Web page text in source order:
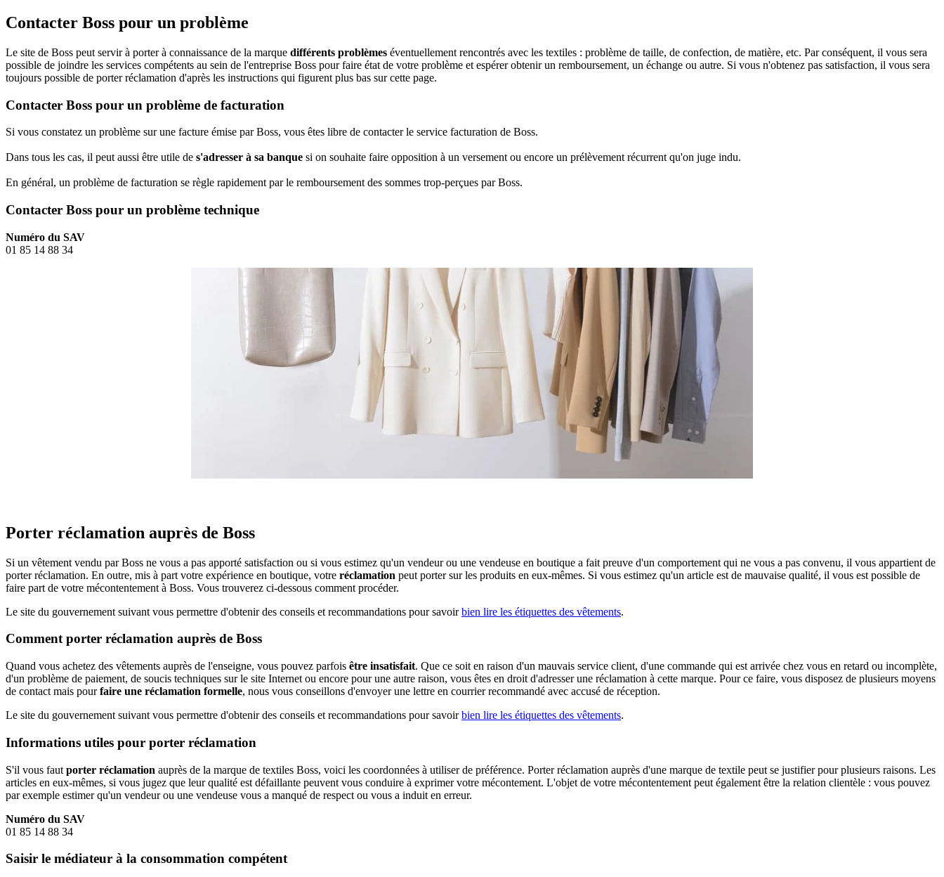
Contacter Boss pour un problème
Le site de Boss peut servir à porter à connaissance de la marque différents problèmes éventuellement rencontrés avec les textiles : problème de taille, de confection, de matière, etc. Par conséquent, il vous sera
possible de joindre les services compétents au sein de l'entreprise Boss pour faire état de votre problème et espérer obtenir un remboursement, un échange ou autre. Si vous n'obtenez pas satisfaction, il vous sera
toujours possible de porter réclamation d'après les instructions qui figurent plus bas sur cette page.
Contacter Boss pour un problème de facturation
Si vous constatez un problème sur une facture émise par Boss, vous êtes libre de contacter le service facturation de Boss.
Dans tous les cas, il peut aussi être utile de s'adresser à sa banque si on souhaite faire opposition à un versement ou encore un prélèvement récurrent qu'on juge indu.
En général, un problème de facturation se règle rapidement par le remboursement des sommes trop-perçues par Boss.
Contacter Boss pour un problème technique
Numéro du SAV
01 85 14 88 34
Porter réclamation auprès de Boss
Si un vêtement vendu par Boss ne vous a pas apporté satisfaction ou si vous estimez qu'un vendeur ou une vendeuse en boutique a fait preuve d'un comportement qui ne vous a pas convenu, il vous appartient de
porter réclamation. En outre, mis à part votre expérience en boutique, votre réclamation peut porter sur les produits en eux-mêmes. Si vous estimez qu'un article est de mauvaise qualité, il vous est possible de
faire part de votre mécontentement à Boss. Vous trouverez ci-dessous comment procéder.
Le site du gouvernement suivant vous permettre d'obtenir des conseils et recommandations pour savoirbien lire les étiquettes des vêtements.
Comment porter réclamation auprès de Boss
Quand vous achetez des vêtements auprès de l'enseigne, vous pouvez parfois être insatisfait. Que ce soit en raison d'un mauvais service client, d'une commande qui est arrivée chez vous en retard ou incomplète,
d'un problème de paiement, de soucis techniques sur le site Internet ou encore pour une autre raison, vous êtes en droit d'adresser une réclamation à cette marque. Pour ce faire, vous disposez de plusieurs moyens
de contact mais pourfaire une réclamation formelle, nous vous conseillons d'envoyer une lettre en courrier recommandé avec accusé de réception.
Le site du gouvernement suivant vous permettre d'obtenir des conseils et recommandations pour savoirbien lire les étiquettes des vêtements.
Informations utiles pour porter réclamation
S'il vous faut porter réclamation auprès de la marque de textiles Boss, voici les coordonnées à utiliser de préférence. Porter réclamation auprès d'une marque de textile peut se justifier pour plusieurs raisons. Les
articles en eux-mêmes, si vous jugez que leur qualité est défaillante peuvent vous conduire à exprimer votre mécontement. L'objet de votre mécontentement peut également être la relation clientèle : vous pouvez
par exemple estimer qu'un vendeur ou une vendeuse vous a manqué de respect ou vous a induit en erreur.
Numéro du SAV
01 85 14 88 34
Saisir le médiateur à la consommation compétent